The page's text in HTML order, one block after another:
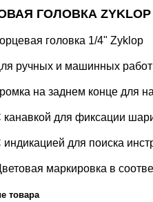
ГОЛОВКА ZYKLOP
головка 1/4" Zyklop
ручных и машинных работ
на заднем конце для
канавкой для фиксации
индикацией для поиска
маркировка в
товара